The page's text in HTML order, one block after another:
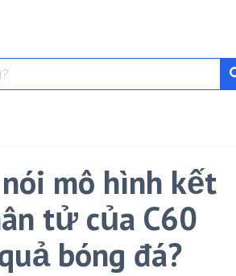
mô hình kết
tử của C60
bóng đá?